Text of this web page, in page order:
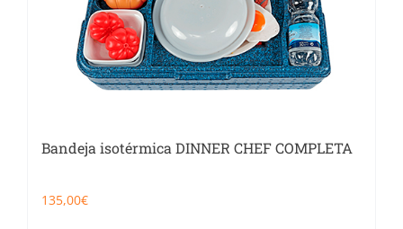
Bandeja isotérmica DINNER CHEF COMPLETA
135,00€